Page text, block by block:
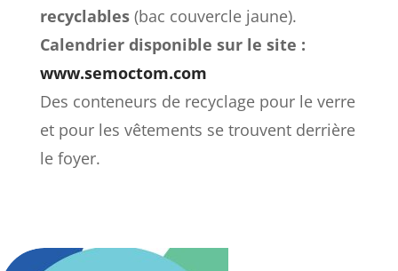
recyclables(bac couvercle jaune).
Calendrier disponible sur le site :
www.semoctom.com
Des conteneurs de recyclage pour le verre
et pour les vêtements se trouvent derrière
le foyer.